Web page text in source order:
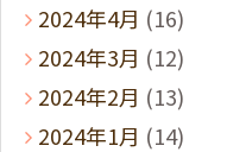
2024年4月 (16)
2024年3月 (12)
2024年2月 (13)
2024年1月 (14)